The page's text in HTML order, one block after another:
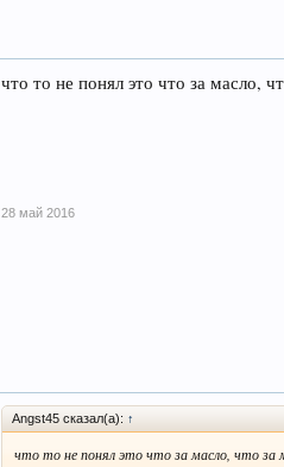
что то не понял это что за масло,
28 май 2016
Angst45 сказал(а): ↑
что то не понял это что за масло, что